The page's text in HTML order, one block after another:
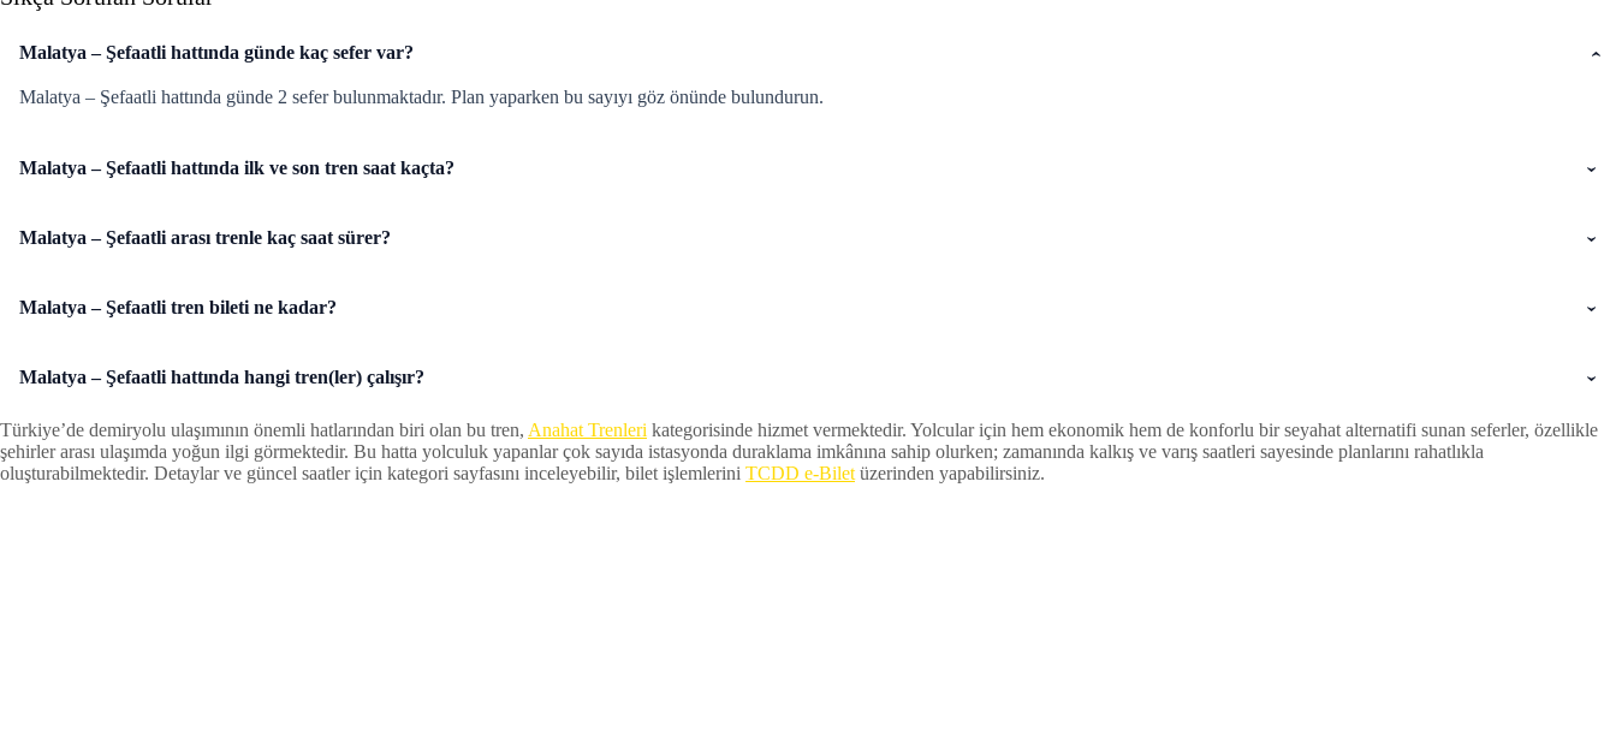
Malatya – Şefaatli hattında günde kaç sefer var?
Malatya – Şefaatli hattında günde 2 sefer bulunmaktadır. Plan yaparken bu sayıyı göz önünde bulundurun.
Malatya – Şefaatli hattında ilk ve son tren saat kaçta?
Malatya – Şefaatli arası trenle kaç saat sürer?
Malatya – Şefaatli tren bileti ne kadar?
Malatya – Şefaatli hattında hangi tren(ler) çalışır?
Türkiye’de demiryolu ulaşımının önemli hatlarından biri olan bu tren, Anahat Trenleri kategorisinde hizmet vermektedir. Yolcular için hem ekonomik hem de konforlu bir seyahat alternatifi sunan seferler, özellikle
şehirler arası ulaşımda yoğun ilgi görmektedir. Bu hatta yolculuk yapanlar çok sayıda istasyonda duraklama imkânına sahip olurken; zamanında kalkış ve varış saatleri sayesinde planlarını rahatlıkla
oluşturabilmektedir. Detaylar ve güncel saatler için kategori sayfasını inceleyebilir, bilet işlemlerini TCDD e-Bilet üzerinden yapabilirsiniz.